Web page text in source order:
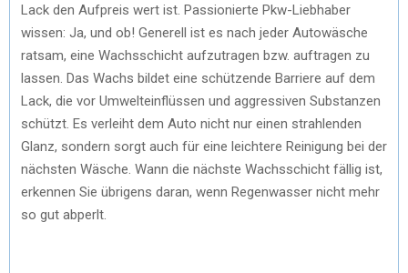
Lack den Aufpreis wert ist. Passionierte Pkw-Liebhaber
wissen: Ja, und ob! Generell ist es nach jeder Autowäsche
ratsam, eine Wachsschicht aufzutragen bzw. auftragen zu
lassen. Das Wachs bildet eine schützende Barriere auf dem
Lack, die vor Umwelteinflüssen und aggressiven Substanzen
schützt. Es verleiht dem Auto nicht nur einen strahlenden
Glanz, sondern sorgt auch für eine leichtere Reinigung bei der
nächsten Wäsche. Wann die nächste Wachsschicht fällig ist,
erkennen Sie übrigens daran, wenn Regenwasser nicht mehr
so gut abperlt.